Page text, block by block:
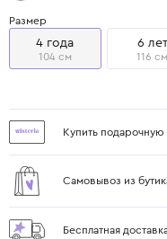
Размер
4 года
104 см
6 лет
116 см
Купить подарочную
Самовывоз из
Бесплатная